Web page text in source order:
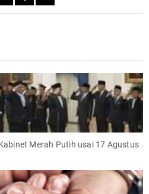
Merah Putih usai 17 Agustus